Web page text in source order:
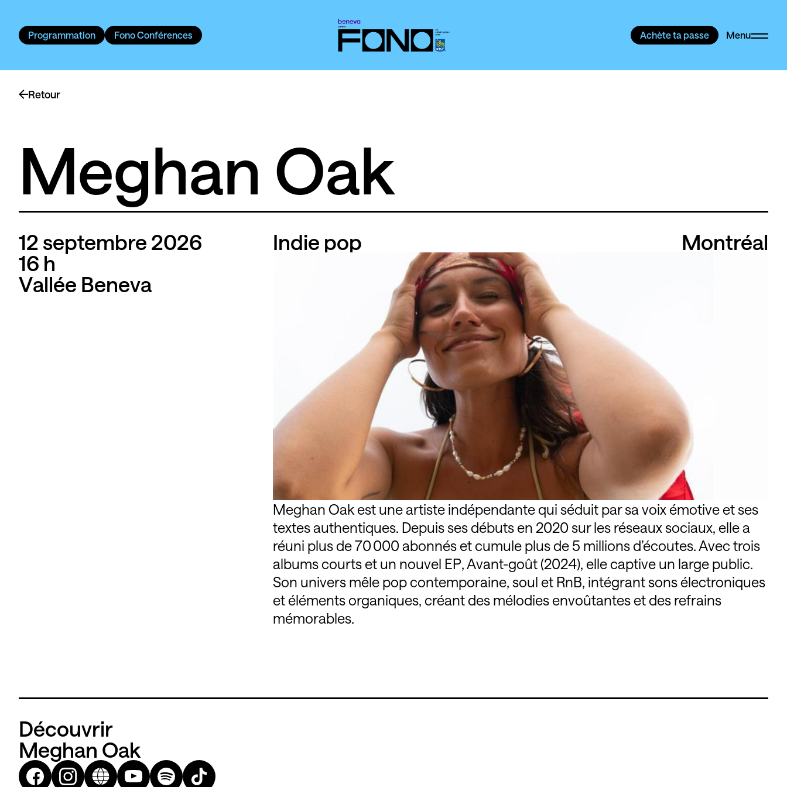
Menu
Programmation Fono Conférences Achète ta passe
Retour
Meghan Oak
12 septembre 2026
16 h
Vallée Beneva
Indie pop Montréal
Meghan Oak est une artiste indépendante qui séduit par sa voix émotive et ses
textes authentiques. Depuis ses débuts en 2020 sur les réseaux sociaux, elle a
réuni plus de 70 000 abonnés et cumule plus de 5 millions d’écoutes. Avec trois
albums courts et un nouvel EP, Avant-goût (2024), elle captive un large public.
Son univers mêle pop contemporaine, soul et RnB, intégrant sons électroniques
et éléments organiques, créant des mélodies envoûtantes et des refrains
mémorables.
Découvrir
Meghan Oak